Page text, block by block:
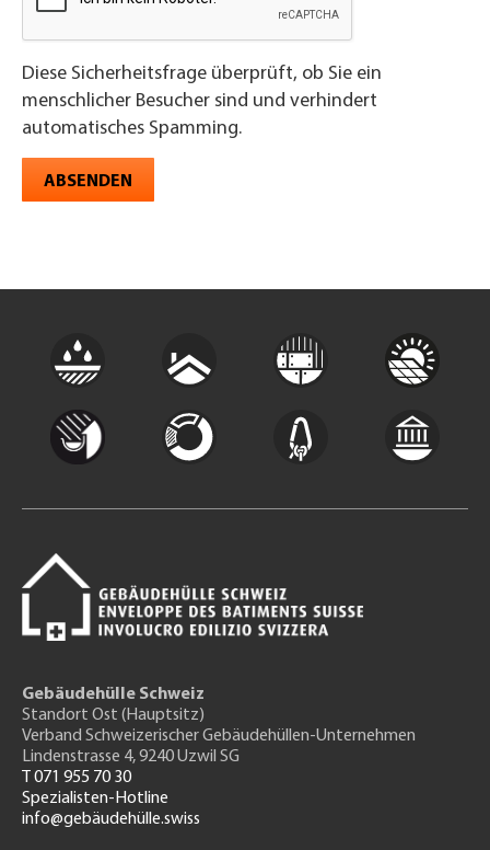
Diese Sicherheitsfrage überprüft, ob Sie ein
menschlicher Besucher sind und verhindert
automatisches Spamming.
ABSENDEN
Gebäudehülle Schweiz
Standort Ost (Hauptsitz)
Verband Schweizerischer Gebäudehüllen-Unternehmen
Lindenstrasse 4, 9240 Uzwil SG
T 071 955 70 30
Spezialisten-Hotline
info@gebäudehülle.swiss